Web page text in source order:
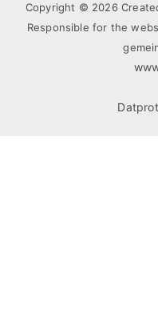
Copyright © 2026
Responsible for the